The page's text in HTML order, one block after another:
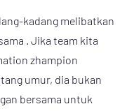
kadang melibatkan
. Jika team kita
zhampion
umur, dia bukan
bersama untuk